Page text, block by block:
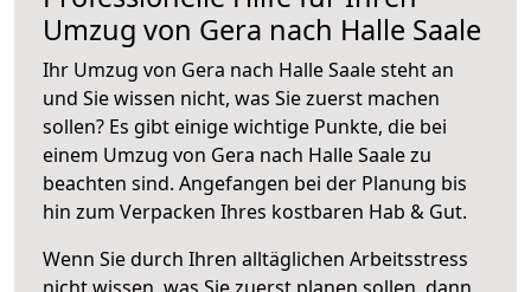
Umzug von Gera nach Halle Saale
Ihr Umzug von Gera nach Halle Saale steht an
und Sie wissen nicht, was Sie zuerst machen
sollen? Es gibt einige wichtige Punkte, die bei
einem Umzug von Gera nach Halle Saale zu
beachten sind. Angefangen bei der Planung bis
hin zum Verpacken Ihres kostbaren Hab & Gut.
Wenn Sie durch Ihren alltäglichen Arbeitsstress